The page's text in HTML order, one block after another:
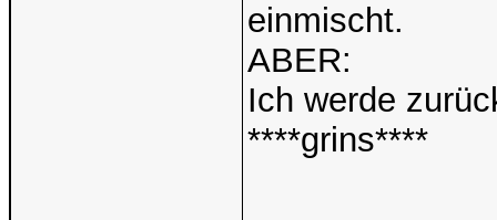
einmischt.
ABER:
Ich werde
****grins****